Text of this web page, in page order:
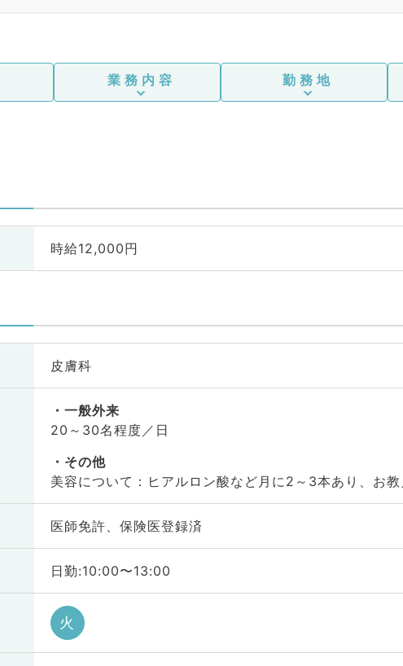
業務内容 勤務地
時給12,000円
皮膚科
一般外来
20～30名程度／日
その他
美容について：ヒアルロン酸など月に2～3本あり、お
医師免許、保険医登録済
日勤:10:00〜13:00
火